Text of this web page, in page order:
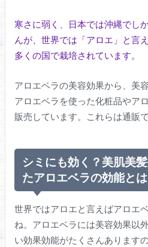
寒さに弱く、日本では沖縄でし
んが、世界では「アロエ」と言
多くの国で栽培されています。
アロエベラの美容効果から、美
アロエベラを使った化粧品やア
販売しています。これらは通販
シミにも効く？美肌美
たアロエベラの効能とは
世界ではアロエと言えばアロエ
ね。アロエベラには美容効果以
い効果効能がたくさんあります